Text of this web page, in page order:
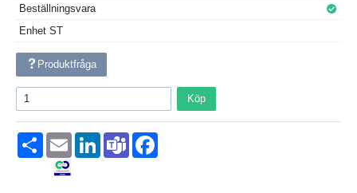
Beställningsvara
Enhet ST
Produktfråga
Köp
Dela Email LinkedInTeams